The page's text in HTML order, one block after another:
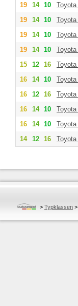
19
14 10 Toyota
19
14 10 Toyota
19
14 10 Toyota
19
14 10 Toyota
15
12 16 Toyota
16
14 10 Toyota
16
12 16 Toyota
16
14 10 Toyota
16
14 10 Toyota
14
12 16 Toyota
> Typklassen >